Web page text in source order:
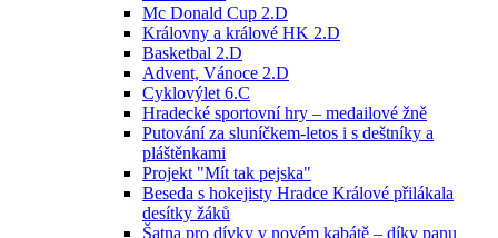
Mc Donald Cup 2.D
Královny a králové HK 2.D
Basketbal 2.D
Advent, Vánoce 2.D
Cyklovýlet 6.C
Hradecké sportovní hry – medailové žně
Putování za sluníčkem-letos i s deštníky a
pláštěnkami
Projekt "Mít tak pejska"
Beseda s hokejisty Hradce Králové přilákala
desítky žáků
Šatna pro dívky v novém kabátě – díky panu